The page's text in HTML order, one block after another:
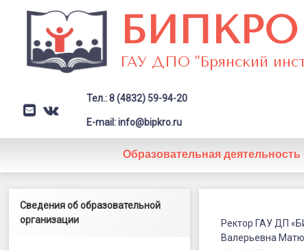
содержимому
БИПКРО
ГАУ ДПО "Брянский
E-mail
VK Заголовок сайта →
Тел.: 8 (4832) 59-94-20
E-mail: info@bipkro.ru
Образовательная деятельность
ГАУ
ГАУ ДПО "БИПКРО"
Категории:
Новости
Ректор ГАУ ДП
Валерьевна
Левый сайдбар
Сведения об образовательной
организации